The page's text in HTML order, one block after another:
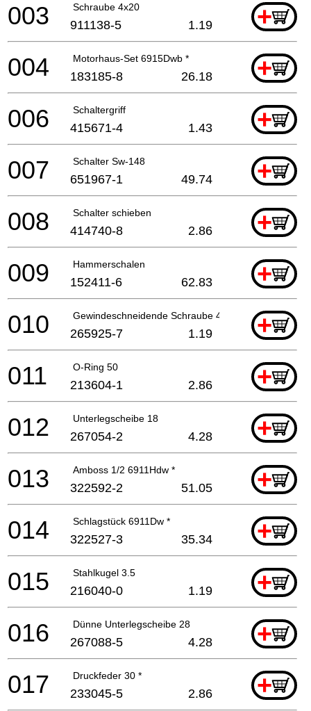
Schraube 4x20 +
003 911138-5 1.19
Motorhaus-Set 6915Dwb * +
004 183185-8 26.18
Schaltergriff +
006 415671-4 1.43
Schalter Sw-148 +
007 651967-1 49.74
Schalter schieben +
008 414740-8 2.86
Hammerschalen +
009 152411-6 62.83
Gewindeschneidende Schraube 4x20 +
010 265925-7 1.19
O-Ring 50 +
011 213604-1 2.86
Unterlegscheibe 18 +
012 267054-2 4.28
Amboss 1/2 6911Hdw * +
013 322592-2 51.05
Schlagstück 6911Dw * +
014 322527-3 35.34
Stahlkugel 3.5 +
015 216040-0 1.19
Dünne Unterlegscheibe 28 +
016 267088-5 4.28
Druckfeder 30 * +
017 233045-5 2.86